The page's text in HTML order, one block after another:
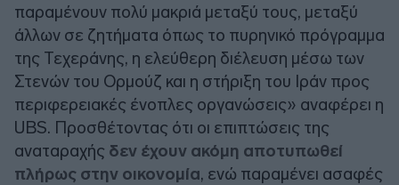
παραμένουν πολύ μακριά μεταξύ τους, μεταξύ
άλλων σε ζητήματα όπως το πυρηνικό πρόγραμμα
της Τεχεράνης, η ελεύθερη διέλευση μέσω των
Στενών του Ορμούζ και η στήριξη του Ιράν προς
περιφερειακές ένοπλες οργανώσεις» αναφέρει η
UBS. Προσθέτοντας ότι οι επιπτώσεις της
αναταραχής δεν έχουν ακόμη αποτυπωθεί
πλήρως στην οικονομία, ενώ παραμένει ασαφές